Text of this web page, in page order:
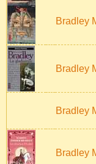
Bradley
Bradley
Bradley
Bradley